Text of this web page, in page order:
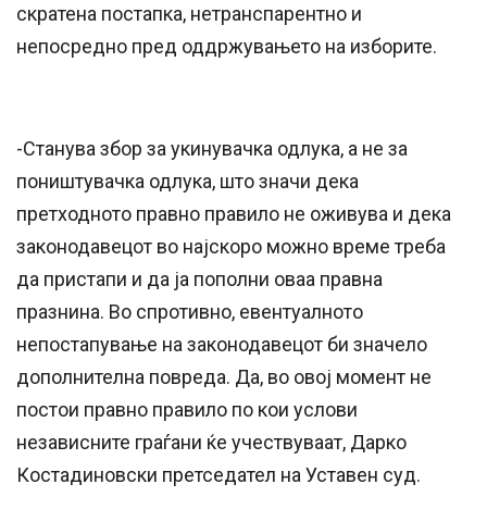
скратена постапка, нетранспарентно и
непосредно пред оддржувањето на изборите.
-Станува збор за укинувачка одлука, а не за
поништувачка одлука, што значи дека
претходното правно правило не оживува и дека
законодавецот во најскоро можно време треба
да пристапи и да ја пополни оваа правна
празнина. Во спротивно, евентуалното
непостапување на законодавецот би значело
дополнителна повреда. Да, во овој момент не
постои правно правило по кои услови
независните граѓани ќе учествуваат, Дарко
Костадиновски претседател на Уставен суд.